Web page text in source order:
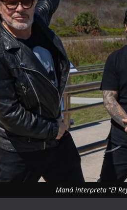
Maná interpreta “El